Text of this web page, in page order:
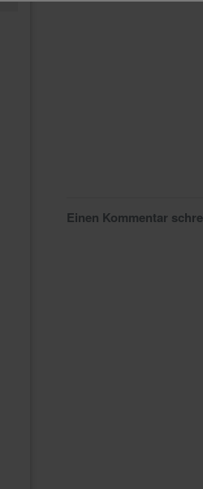
Einen Kommentar